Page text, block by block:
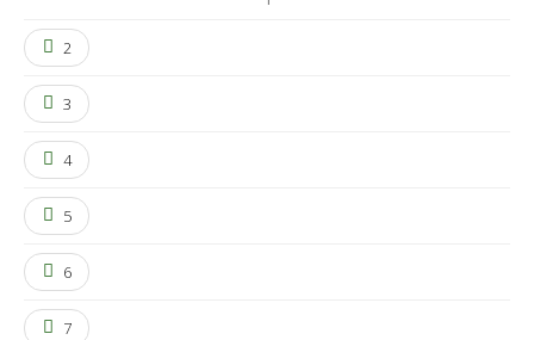
2
3
4
5
6
7